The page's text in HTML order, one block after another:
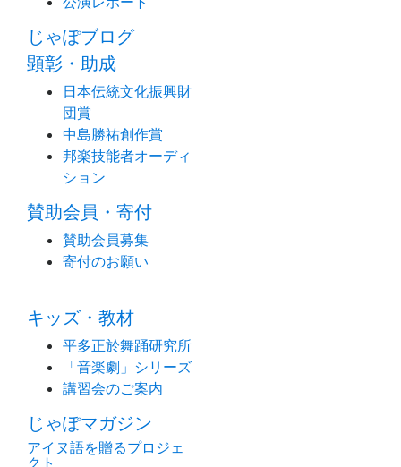
じゃぽブログ
顕彰・助成
日本伝統文化振興財
団賞
中島勝祐創作賞
邦楽技能者オーディ
ション
賛助会員・寄付
賛助会員募集
寄付のお願い
キッズ・教材
平多正於舞踊研究所
「音楽劇」シリーズ
講習会のご案内
じゃぽマガジン
アイヌ語を贈るプロジェ
クト